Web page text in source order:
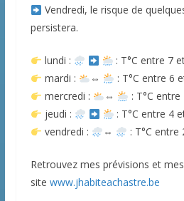
Vendredi, le risque de
persistera.
lundi :
: T°C entre 7
mardi :
⇔
: T°C entre 6
mercredi :
⇔
: T°C entre
jeudi :
: T°C entre 4
vendredi :
⇔ : T°C entre
Retrouvez mes prévisions et
site www.jhabiteachastre.be